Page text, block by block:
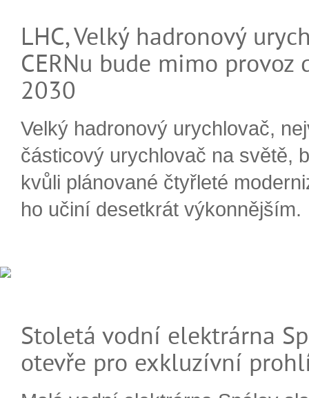
LHC, Velký hadronový
CERNu bude mimo provoz
2030
Velký hadronový urychlovač,
částicový urychlovač na světě,
kvůli plánované čtyřleté
ho učiní desetkrát výkonnějším.
Stoletá vodní elektrárna
otevře pro exkluzívní